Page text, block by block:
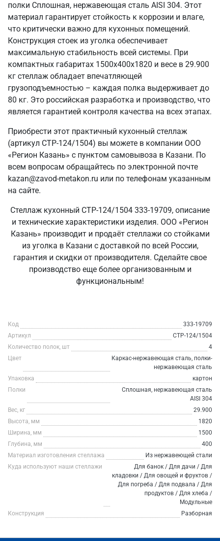
полки Сплошная, нержавеющая сталь AISI 304. Этот
материал гарантирует стойкость к коррозии и влаге,
что критически важно для кухонных помещений.
Конструкция стоек из уголка обеспечивает
максимальную стабильность всей системы. При
компактных габаритах 1500х400х1820 и весе в 29.900
кг стеллаж обладает впечатляющей
грузоподъемностью – каждая полка выдерживает до
80 кг. Это российская разработка и производство, что
является гарантией контроля качества на всех этапах.
Приобрести этот практичный кухонный стеллаж
(артикул СТР-124/1504) вы можете в компании ООО
«Регион Казань» с пунктом самовывоза в Казани. По
всем вопросам обращайтесь по электронной почте
kazan@zavod-metakon.ru или по телефонам указанным
на сайте.
Стеллаж кухонный СТР-124/1504 333-19709, описание
и технические характеристики изделия. ООО «Регион
Казань» производит и продаёт стеллажи со стойками
из уголка в Казани с доставкой по всей России,
гарантия и скидки от производителя. Сделайте свое
производство еще более организованным и
функциональным!
Код
333-19709
Артикул
СТР-124/1504
Количество полок, шт
4
Цвет
Каркас-нержавеющая сталь, полки-
нержавеющая сталь
Упаковка
картон
Полки
Сплошная, нержавеющая сталь
AISI 304
Вес, кг
29.900
Высота, мм
1820
Ширина, мм
1500
Глубина, мм
400
Материал изготовления стеллажа
Из нержавеющей стали
Куда используют наши стеллажи
Для банок / Для дачи / Для
кладовки / Для овощей и фруктов /
Для погреба / Для подвала / Для
продуктов / Для хлеба /
Модульные
Конструкция
Разборная